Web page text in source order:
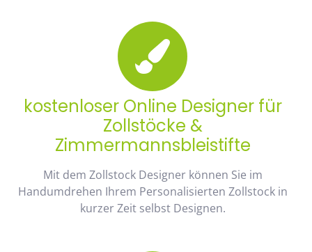
kostenloser Online Designer für
Zollstöcke &
Zimmermannsbleistifte
Mit dem Zollstock Designer können Sie im
Handumdrehen Ihrem Personalisierten Zollstock in
kurzer Zeit selbst Designen.